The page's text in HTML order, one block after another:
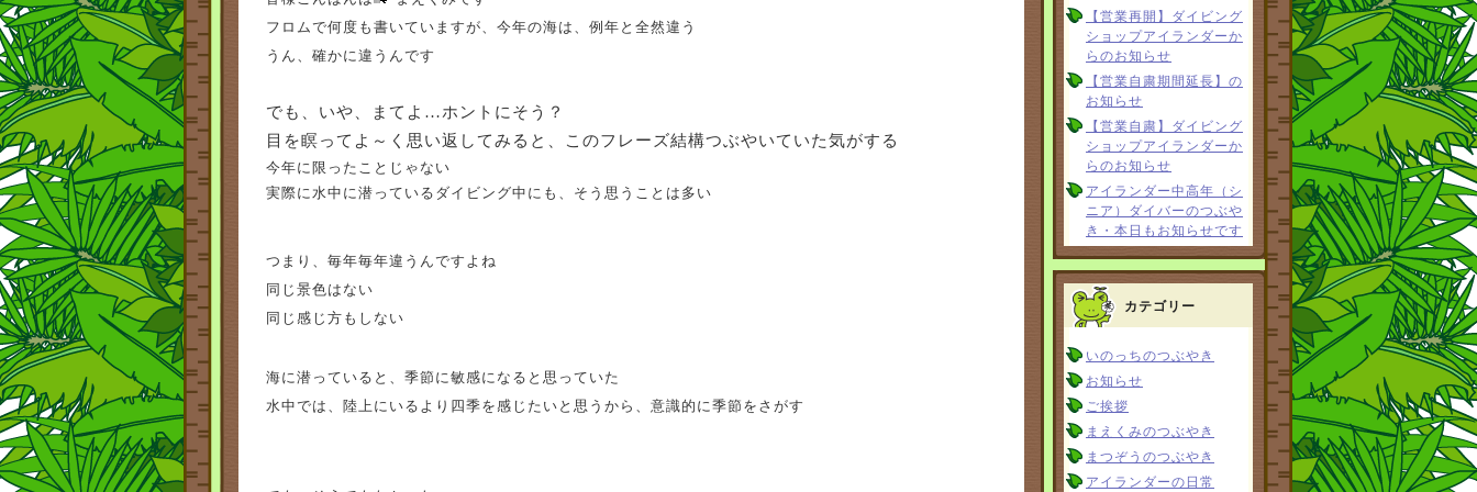
フロムで何度も書いていますが、今年の海は、例年と全然違う
うん、確かに違うんです
でも、いや、まてよ…ホントにそう？
目を瞑ってよ～く思い返してみると、このフレーズ結構つぶやいていた気がする
今年に限ったことじゃない
実際に水中に潜っているダイビング中にも、そう思うことは多い
つまり、毎年毎年違うんですよね
同じ景色はない
同じ感じ方もしない
海に潜っていると、季節に敏感になると思っていた
水中では、陸上にいるより四季を感じたいと思うから、意識的に季節をさがす
【営業再開】ダイビング
ショップアイランダーか
らのお知らせ
【営業自粛期間延長】の
お知らせ
【営業自粛】ダイビング
ショップアイランダーか
らのお知らせ
アイランダー中高年（シ
ニア）ダイバーのつぶや
き・本日もお知らせです
カテゴリー
いのっちのつぶやき
お知らせ
ご挨拶
まえくみのつぶやき
まつぞうのつぶやき
アイランダーの日常